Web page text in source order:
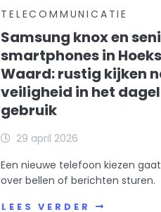
TELECOMMUNICATIE
Samsung knox en
smartphones in
Waard: rustig kijken
veiligheid in het
gebruik
29 april 2026
Een nieuwe telefoon kiezen
over bellen of berichten sturen.
LEES VERDER